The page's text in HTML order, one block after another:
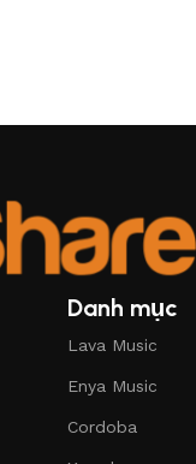
Danh mục
Lava Music
Enya Music
Cordoba